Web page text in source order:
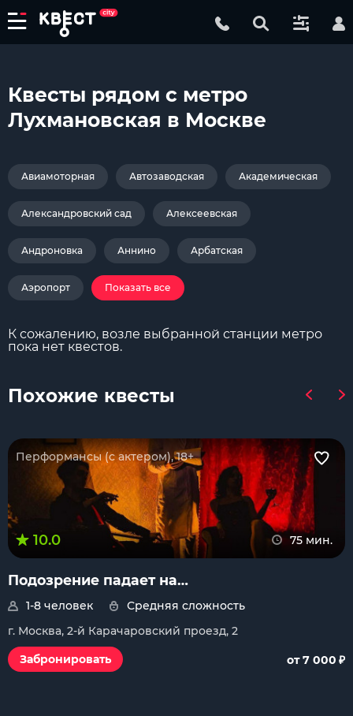
Квесты рядом с метро
Лухмановская в Москве
Авиамоторная Автозаводская Академическая
Александровский сад Алексеевская
Андроновка Аннино Арбатская
Аэропорт Показать все
К сожалению, возле выбранной станции метро
пока нет квестов.
Похожие квесты
Перформансы (с актером), 18+
10.0 75 мин.
Подозрение падает на…
1-8 человек
Средняя сложность
г. Москва, 2-й Карачаровский проезд, 2
Забронировать
от 7 000 ₽